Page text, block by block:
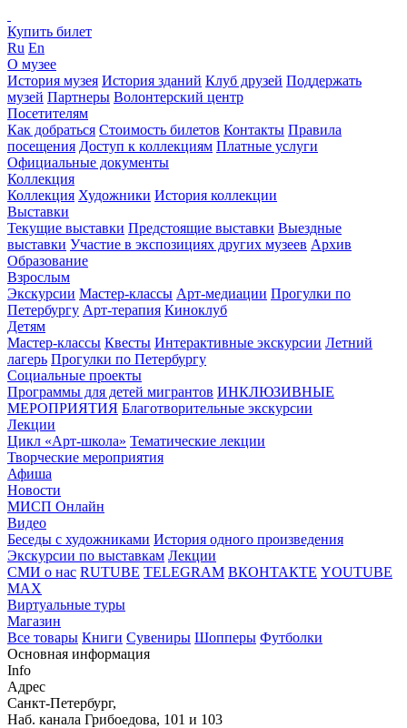
Купить билет
Ru En
О музее
История музея История зданий Клуб друзей Поддержать
музей Партнеры Волонтерский центр
Посетителям
Как добраться Стоимость билетов Контакты Правила
посещения Доступ к коллекциям Платные услуги
Официальные документы
Коллекция
Коллекция Художники История коллекции
Выставки
Текущие выставки Предстоящие выставки Выездные
выставки Участие в экспозициях других музеев Архив
Образование
Взрослым
Экскурсии Мастер-классы Арт-медиации Прогулки по
Петербургу Арт-терапия Киноклуб
Детям
Мастер-классы Квесты Интерактивные экскурсии Летний
лагерь Прогулки по Петербургу
Социальные проекты
Программы для детей мигрантов ИНКЛЮЗИВНЫЕ
МЕРОПРИЯТИЯ Благотворительные экскурсии
Лекции
Цикл «Арт-школа» Тематические лекции
Творческие мероприятия
Афиша
Новости
МИСП Онлайн
Видео
Беседы с художниками История одного произведения
Экскурсии по выставкам Лекции
СМИ о нас RUTUBE TELEGRAM ВКОНТАКТЕ YOUTUBE
MAX
Виртуальные туры
Магазин
Все товары Книги Сувениры Шопперы Футболки
Основная информация
Info
Адрес
Санкт-Петербург,
Наб. канала Грибоедова, 101 и 103